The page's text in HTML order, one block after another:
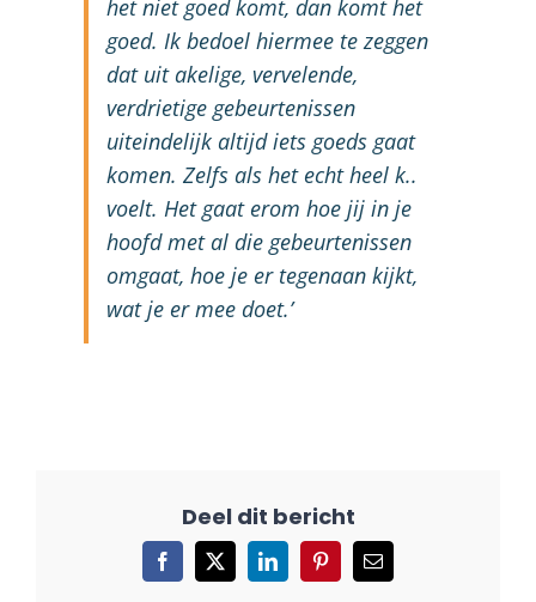
het niet goed komt, dan komt het
goed. Ik bedoel hiermee te zeggen
dat uit akelige, vervelende,
verdrietige gebeurtenissen
uiteindelijk altijd iets goeds gaat
komen. Zelfs als het echt heel k..
voelt. Het gaat erom hoe jij in je
hoofd met al die gebeurtenissen
omgaat, hoe je er tegenaan kijkt,
wat je er mee doet.’
Facebook
X LinkedInPinterest
E-